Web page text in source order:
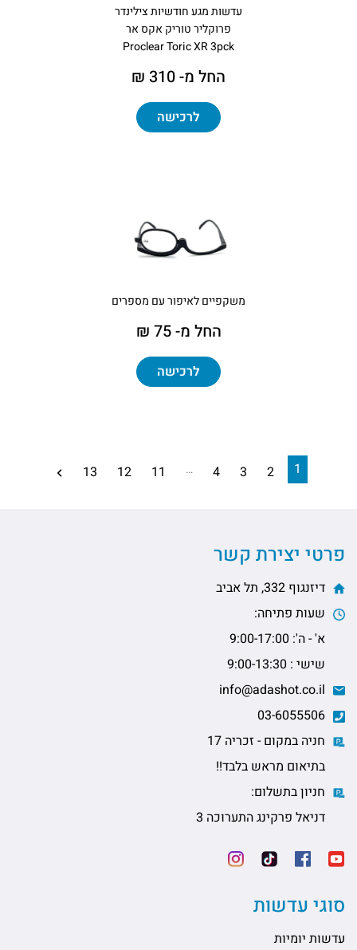
עדשות מגע חודשיות צילינדר
פרוקליר טוריק אקס אר
Proclear Toric XR 3pck
החל מ- 310 ₪
לרכישה
משקפיים לאיפור עם מספרים
החל מ- 75 ₪
לרכישה
1
2
3
4
…
11
12
13
פרטי יצירת קשר
דיזנגוף 332, תל אביב
שעות פתיחה:
א' - ה': 9:00-17:00
שישי : 9:00-13:30
חניה במקום - זכריה 17
בתיאום מראש בלבד!!
חניון בתשלום:
דניאל פרקינג התערוכה 3
סוגי עדשות
עדשות יומיות